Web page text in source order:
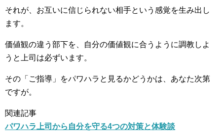
それが、お互いに信じられない相手という感覚を生み出し
ます。
価値観の違う部下を、自分の価値観に合うように調教しよ
うと上司は必ずいます。
その「ご指導」をパワハラと見るかどうかは、あなた次第
ですが。
関連記事
パワハラ上司から自分を守る4つの対策と体験談